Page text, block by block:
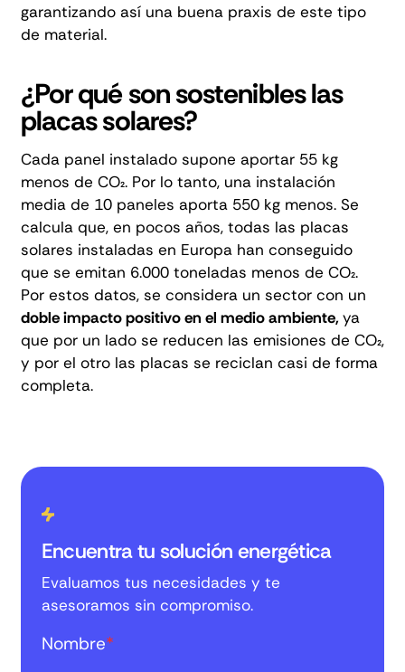
garantizando así una buena praxis de este tipo
de material.
¿Por qué son sostenibles las
placas solares?
Cada panel instalado supone aportar 55 kg
menos de CO₂. Por lo tanto, una instalación
media de 10 paneles aporta 550 kg menos. Se
calcula que, en pocos años, todas las placas
solares instaladas en Europa han conseguido
que se emitan 6.000 toneladas menos de CO₂.
Por estos datos, se considera un sector con un
doble impacto positivo en el medio ambiente, ya
que por un lado se reducen las emisiones de CO₂,
y por el otro las placas se reciclan casi de forma
completa.
Encuentra tu solución energética
Evaluamos tus necesidades y te
asesoramos sin compromiso.
Nombre*